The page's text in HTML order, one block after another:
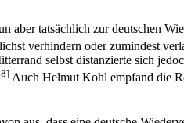
tatsächlich zur deutschen
verhindern oder zumindest
selbst distanzierte sich
Auch Helmut Kohl empfand die